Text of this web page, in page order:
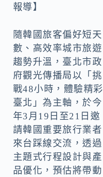
報導】
隨韓國旅客偏好短天
數、高效率城市旅遊
趨勢升溫，臺北市政
府觀光傳播局以「挑
戰48小時，體驗精彩
臺北」為主軸，於今
年3月19日至21日邀
請韓國重要旅行業者
來台踩線交流，透過
主題式行程設計與產
品優化，預估將帶動